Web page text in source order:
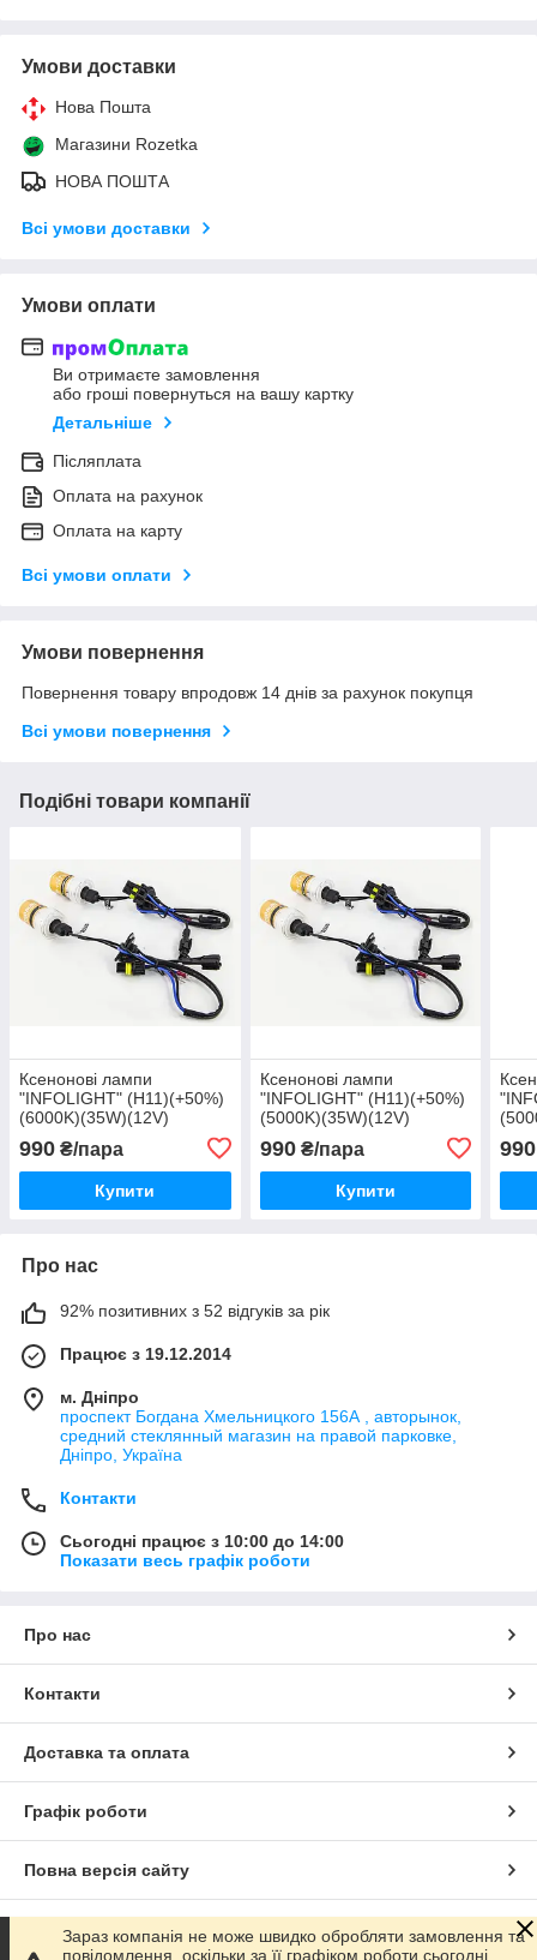
Умови доставки
Нова Пошта
Магазини Rozetka
НОВА ПОШТА
Всі умови доставки
Умови оплати
Ви отримаєте замовлення
або гроші повернуться на вашу картку
Детальніше
Післяплата
Оплата на рахунок
Оплата на карту
Всі умови оплати
Умови повернення
Повернення товару впродовж 14 днів за рахунок покупця
Всі умови повернення
Подібні товари компанії
Ксенонові лампи
"INFOLIGHT" (H11)(+50%)
(6000K)(35W)(12V)
990 ₴/пара
Купити
Ксенонові лампи
"INFOLIGHT" (H11)(+50%)
(5000K)(35W)(12V)
990₴/пара
Купити
990
Про нас
92% позитивних з 52 відгуків за рік
Працює з 19.12.2014
м. Дніпро
проспект Богдана Хмельницкого 156А , авторынок,
средний стеклянный магазин на правой парковке,
Дніпро, Україна
Контакти
Сьогодні працює з 10:00 до 14:00
Показати весь графік роботи
Про нас
Контакти
Доставка та оплата
Графік роботи
Повна версія сайту
Сайт створено на маркетплейсі Prom.ua
Зараз компанія не може швидко обробляти замовлення та
повідомлення, оскільки за її графіком роботи сьогодні